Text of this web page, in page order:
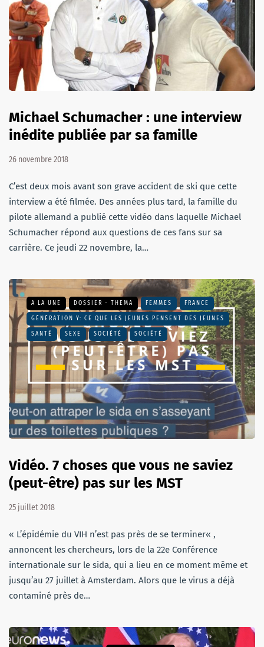
Michael Schumacher : une interview
inédite publiée par sa famille
26 novembre 2018
C’est deux mois avant son grave accident de ski que cette
interview a été filmée. Des années plus tard, la famille du
pilote allemand a publié cette vidéo dans laquelle Michael
Schumacher répond aux questions de ces fans sur sa
carrière. Ce jeudi 22 novembre, la…
A LA UNE DOSSIER - THEMA FEMMES FRANCE
GÉNÉRATION Y: CE QUE LES JEUNES PENSENT DES JEUNES
SANTÉ SEXE SOCIÉTÉ SOCIÉTÉ
Vidéo. 7 choses que vous ne saviez
(peut-être) pas sur les MST
25 juillet 2018
« L’épidémie du VIH n’est pas près de se terminer« ,
annoncent les chercheurs, lors de la 22e Conférence
internationale sur le sida, qui a lieu en ce moment même et
jusqu’au 27 juillet à Amsterdam. Alors que le virus a déjà
contaminé près de…